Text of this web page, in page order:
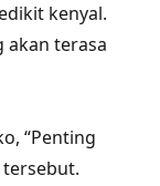
kenyal.
akan terasa
“Penting